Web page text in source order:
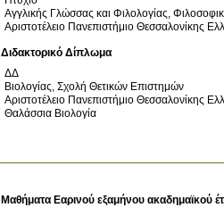
Αγγλικής Γλώσσας και Φιλολογίας,
Αριστοτέλειο Πανεπιστήμιο Θεσσαλονίκης
Διδακτορικό Δίπλωμα
ΔΔ
Βιολογίας, Σχολή Θετικών Επιστημών
Αριστοτέλειο Πανεπιστήμιο Θεσσαλονίκης
Θαλάσσια Βιολογία
Μαθήματα Εαρινού εξαμήνου ακαδημαϊκού